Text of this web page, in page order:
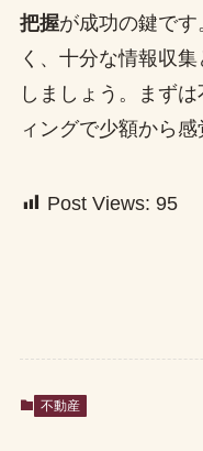
把握が成功の鍵で
く、十分な情報収
しましょう。まず
ィングで少額から
Post Views: 95
不動産